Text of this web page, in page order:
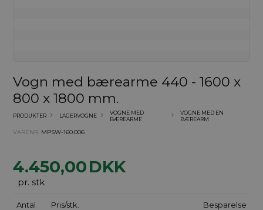
Vogn med bærearme 440 - 1600 x
800 x 1800 mm.
PRODUKTER LAGERVOGNE
VOGNE MED
BÆREARME
VOGNE MED EN
BÆREARM
VARENR. MPSW-160.006
4.450,00DKK
pr. stk
Antal Pris/stk. Besparelse